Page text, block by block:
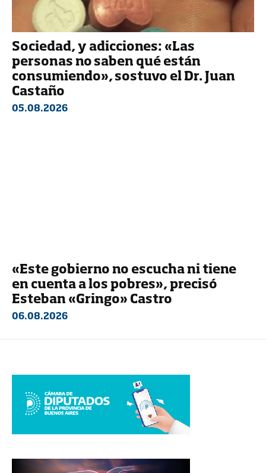
Sociedad, y adicciones: «Las
personas no saben qué están
consumiendo», sostuvo el Dr. Juan
Castaño
05.08.2026
«Este gobierno no escucha ni tiene
en cuenta a los pobres», precisó
Esteban «Gringo» Castro
06.08.2026